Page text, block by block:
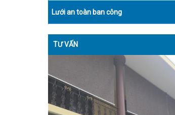
Lưới an toàn ban công
TƯ VẤN